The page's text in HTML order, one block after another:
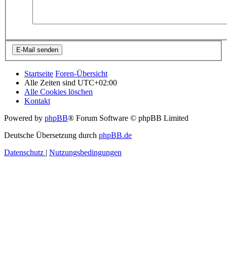
Startseite Foren-Übersicht
Alle Zeiten sind UTC+02:00
Alle Cookies löschen
Kontakt
Powered by phpBB® Forum Software © phpBB Limited
Deutsche Übersetzung durch phpBB.de
Datenschutz | Nutzungsbedingungen